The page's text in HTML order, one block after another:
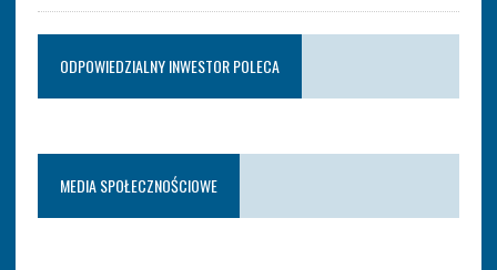
ODPOWIEDZIALNY INWESTOR POLECA
MEDIA SPOŁECZNOŚCIOWE